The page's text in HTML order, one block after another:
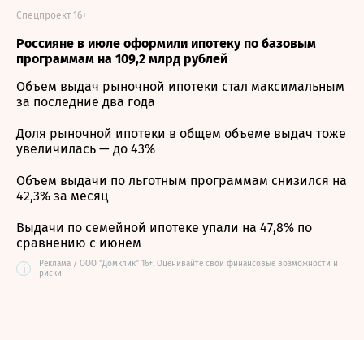
Россияне в июле оформили ипотеку по базовым
программам на 109,2 млрд рублей
Спецпроект 16+
Объем выдач рыночной ипотеки стал максимальным
за последние два года
Доля рыночной ипотеки в общем объеме выдач тоже
увеличилась — до 43%
Объем выдачи по льготным программам снизился на
42,3% за месяц
Выдачи по семейной ипотеке упали на 47,8% по
сравнению с июнем
i
Реклама / ООО "Домклик" 16+. Оценивайте свои финансовые возможности и
риски